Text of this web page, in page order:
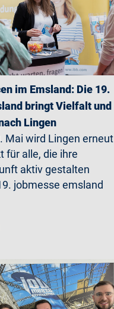
im Emsland: Die 19.
bringt Vielfalt und
Lingen
Mai wird Lingen erneut
für alle, die ihre
aktiv gestalten
jobmesse emsland